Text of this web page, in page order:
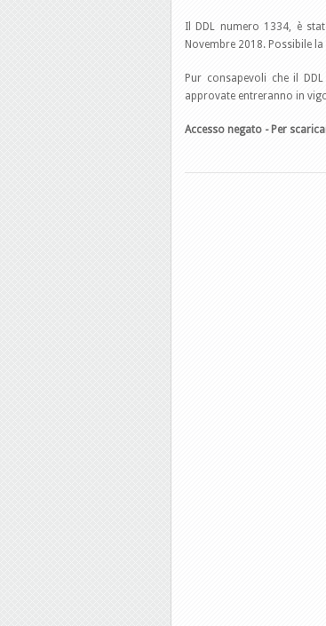
Il DDL numero 1334, è
Novembre 2018. Possibile
Pur consapevoli che il
approvate entreranno in
Accesso negato - Per